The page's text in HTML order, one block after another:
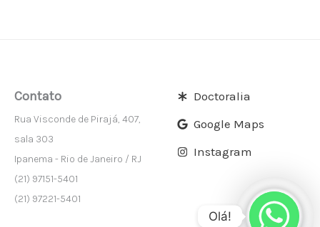
Contato
Rua Visconde de Pirajá, 407,
sala 303
Ipanema - Rio de Janeiro / RJ
(21) 97151-5401
(21) 97221-5401
Doctoralia
Google Maps
Instagram
Olá!